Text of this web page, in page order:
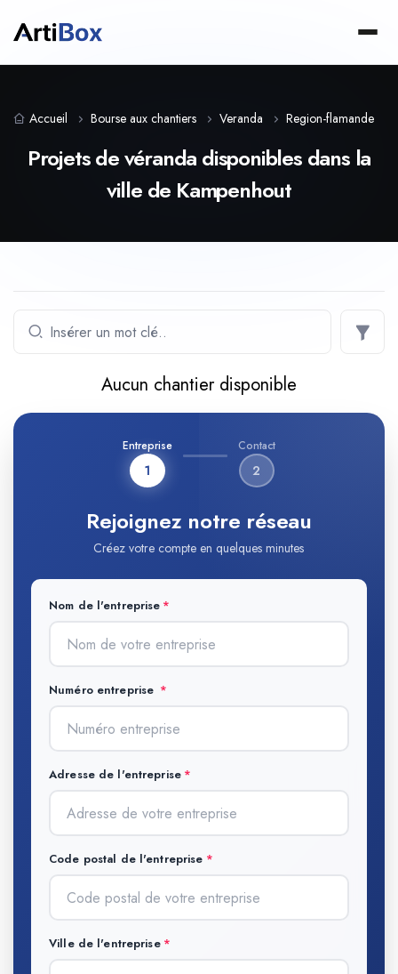
Accueil Bourse aux chantiers Veranda Region-flamande
Projets de véranda disponibles dans la
ville de Kampenhout
Aucun chantier disponible
Entreprise
1
Contact
2
Rejoignez notre réseau
Créez votre compte en quelques minutes
Nom de l'entreprise
Numéro entreprise
Adresse de l'entreprise
Code postal de l'entreprise
Ville de l'entreprise